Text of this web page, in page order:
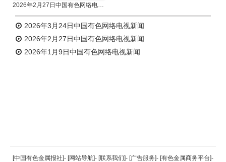
2026年2月27日中国有色网络电视新闻
2026年3月24日中国有色网络电视新闻
2026年2月27日中国有色网络电视新闻
2026年1月9日中国有色网络电视新闻
返回顶部
[中国有色金属报社]- [网站导航]- [联系我们]- [广告服务]- [有色金属商务平台]-